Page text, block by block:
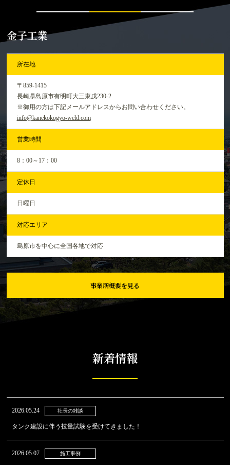
金子工業
所在地
〒859-1415
長崎県島原市有明町大三東戊230-2
※御用の方は下記メールアドレスからお問い合わせください。
info@kanekokogyo-weld.com
営業時間
8：00～17：00
定休日
日曜日
対応エリア
島原市を中心に全国各地で対応
事業所概要を見る
新着情報
2026.05.24 社長の雑談
タンク建設に伴う技量試験を受けてきました！
2026.05.07 施工事例